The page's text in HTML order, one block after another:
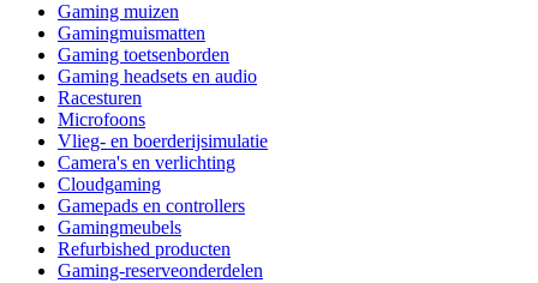
Gaming muizen
Gamingmuismatten
Gaming toetsenborden
Gaming headsets en audio
Racesturen
Microfoons
Vlieg- en boerderijsimulatie
Camera's en verlichting
Cloudgaming
Gamepads en controllers
Gamingmeubels
Refurbished producten
Gaming-reserveonderdelen